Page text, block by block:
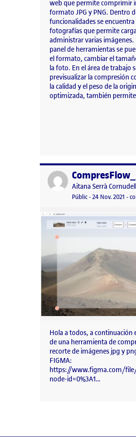
web que permite comprimir
formato JPG y PNG. Dentro
funcionalidades se encuentra
fotografías que permite
administrar varias imágenes.
panel de herramientas se
el formato, cambiar el
la foto. En el área de trabajo
previsualizar la compresión
la calidad y el peso de la
optimizada, también
Publicat per
Publicat per
Aitana Serrà
Visibilitat:
Públic-Data de
24 Nov. 2021 24
-
Hola a todos, a continuación
de una herramienta de
recorte de imágenes jpg y
FIGMA:
https://www.figma.com/file/
node-id=0%3A1…